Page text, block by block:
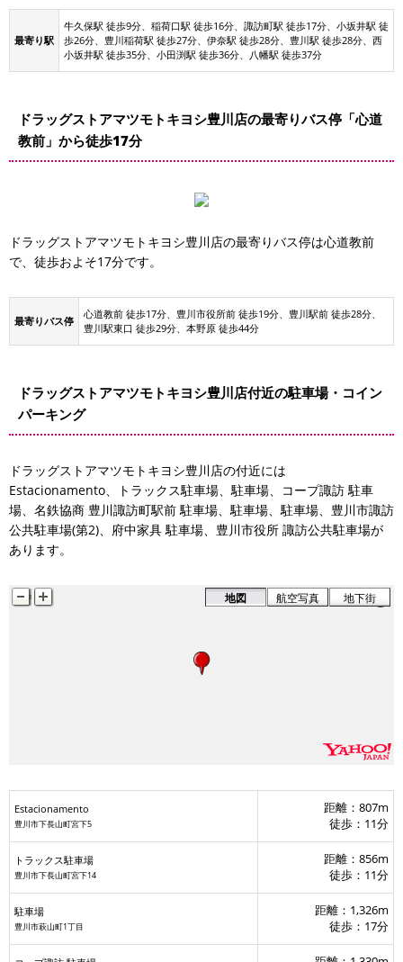
最寄り駅
牛久保駅 徒歩9分、稲荷口駅 徒歩16分、諏訪町駅 徒歩17分、小坂井駅 徒
歩26分、豊川稲荷駅 徒歩27分、伊奈駅 徒歩28分、豊川駅 徒歩28分、西
小坂井駅 徒歩35分、小田渕駅 徒歩36分、八幡駅 徒歩37分
ドラッグストアマツモトキヨシ豊川店の最寄りバス停「心道
教前」から徒歩17分
ドラッグストアマツモトキヨシ豊川店の最寄りバス停は心道教前
で、徒歩およそ17分です。
最寄りバス停
心道教前 徒歩17分、豊川市役所前 徒歩19分、豊川駅前 徒歩28分、
豊川駅東口 徒歩29分、本野原 徒歩44分
ドラッグストアマツモトキヨシ豊川店付近の駐車場・コイン
パーキング
ドラッグストアマツモトキヨシ豊川店の付近には
Estacionamento、トラックス駐車場、駐車場、コープ諏訪 駐車
場、名鉄協商 豊川諏訪町駅前 駐車場、駐車場、駐車場、豊川市諏訪
公共駐車場(第2)、府中家具 駐車場、豊川市役所 諏訪公共駐車場が
あります。
豊川諏訪町駅前 駐車場
駐車場
公共駐車場(第2)
地図 航空写真 地下街
Estacionamento
豊川市下長山町宮下5
距離：807m
徒歩：11分
トラックス駐車場
豊川市下長山町宮下14
距離：856m
徒歩：11分
駐車場
豊川市萩山町1丁目
距離：1,326m
徒歩：17分